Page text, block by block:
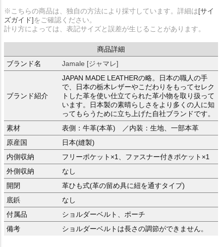
※こちらの商品は、独自の方法により採寸しています。詳細は[サイ
ズガイド]をご確認ください。
計り方によっては、表記サイズと誤差が生じることがあります。
商品詳細
ブランド名
Jamale [ジャマレ]
ブランド紹介
JAPAN MADE LEATHERの略。日本の職人の手
で、日本の栃木レザーやこだわりをもってセレク
トした革を使い仕立てられた革小物を取り扱って
います。日本製の素晴らしさをより多くの人に知
ってもらうために立ち上げた自社ブランドです。
素材
表側：牛革(本革) ／内装：生地、一部本革
原産国
日本(縫製)
内側収納
フリーポケット×1、ファスナー付きポケット×1
外側収納
なし
開閉
革ひも式(革の留め具に紐を通すタイプ)
底鋲
なし
付属品
ショルダーベルト、ポーチ
備考
ショルダーベルトは長さの調節ができません。